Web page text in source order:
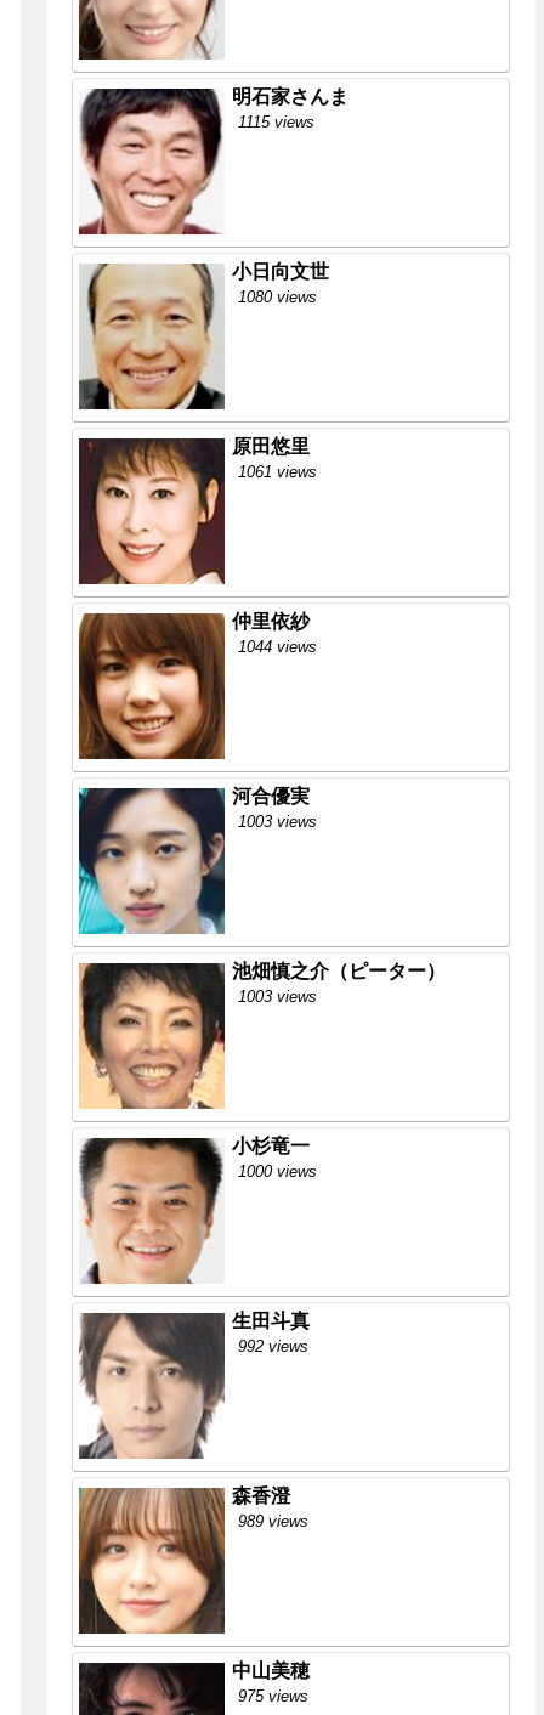
明石家さんま
1115 views
小日向文世
1080 views
原田悠里
1061 views
仲里依紗
1044 views
河合優実
1003 views
池畑慎之介（ピーター）
1003 views
小杉竜一
1000 views
生田斗真
992 views
森香澄
989 views
中山美穂
975 views